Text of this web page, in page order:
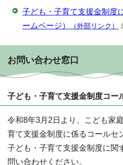
子ども・子育て支援金制度
ームページ）
（外部リンク）
お問い合わせ窓口
子ども・子育て支援金制度コー
令和8年3月2日より、こども家
育て支援金制度に係るコールセ
子ども・子育て支援金制度に関
問い合わせください。